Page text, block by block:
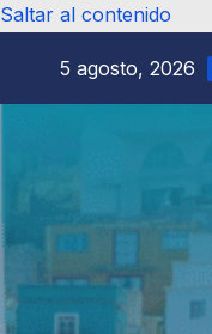
Saltar al contenido
5 agosto, 2026